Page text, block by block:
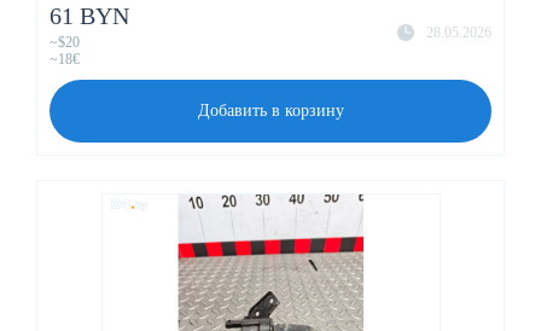
28.05.2026
61 BYN
~$20
~18€
Добавить в корзину